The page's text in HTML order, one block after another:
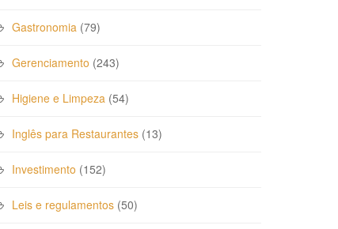
Gastronomia (79)
Gerenciamento (243)
Higiene e Limpeza (54)
Inglês para Restaurantes (13)
Investimento (152)
Leis e regulamentos (50)